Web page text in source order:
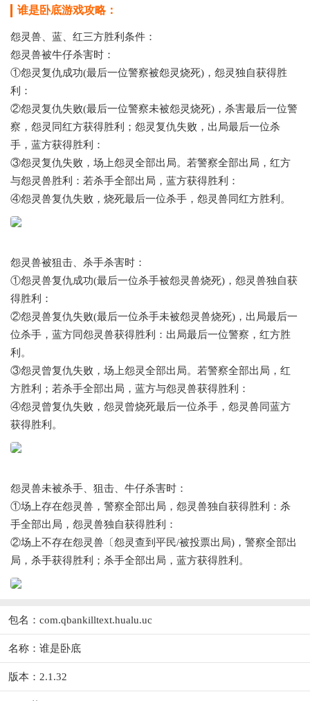
谁是卧底游戏攻略：
怨灵兽、蓝、红三方胜利条件：
怨灵兽被牛仔杀害时：
①怨灵复仇成功(最后一位警察被怨灵烧死)，怨灵独自获得胜
利：
②怨灵复仇失败(最后一位警察未被怨灵烧死)，杀害最后一位警
察，怨灵同红方获得胜利；怨灵复仇失败，出局最后一位杀
手，蓝方获得胜利：
③怨灵复仇失败，场上怨灵全部出局。若警察全部出局，红方
与怨灵兽胜利：若杀手全部出局，蓝方获得胜利：
④怨灵兽复仇失败，烧死最后一位杀手，怨灵兽同红方胜利。
怨灵兽被狙击、杀手杀害时：
①怨灵兽复仇成功(最后一位杀手被怨灵兽烧死)，怨灵兽独自获
得胜利：
②怨灵兽复仇失败(最后一位杀手未被怨灵兽烧死)，出局最后一
位杀手，蓝方同怨灵兽获得胜利：出局最后一位警察，红方胜
利。
③怨灵曾复仇失败，场上怨灵全部出局。若警察全部出局，红
方胜利；若杀手全部出局，蓝方与怨灵兽获得胜利：
④怨灵曾复仇失败，怨灵曾烧死最后一位杀手，怨灵兽同蓝方
获得胜利。
怨灵兽未被杀手、狙击、牛仔杀害时：
①场上存在怨灵兽，警察全部出局，怨灵兽独自获得胜利：杀
手全部出局，怨灵兽独自获得胜利：
②场上不存在怨灵兽〔怨灵查到平民/被投票出局)，警察全部出
局，杀手获得胜利；杀手全部出局，蓝方获得胜利。
包名：com.qbankilltext.hualu.uc
名称：谁是卧底
版本：2.1.32